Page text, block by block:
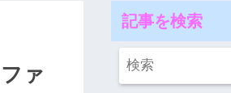
ァ
記事を検索